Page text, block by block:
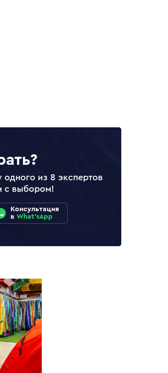
одного из 8 экспертов
с выбором!
Консультация
в What'sApp